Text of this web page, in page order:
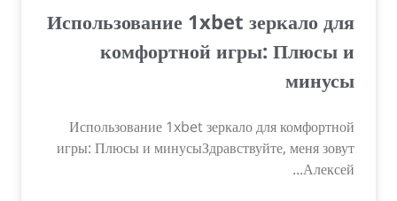
Использование 1xbet зеркало для
комфортной игры: Плюсы и
минусы
Использование 1xbet зеркало для комфортной
игры: Плюсы и минусыЗдравствуйте, меня зовут
Алексей...